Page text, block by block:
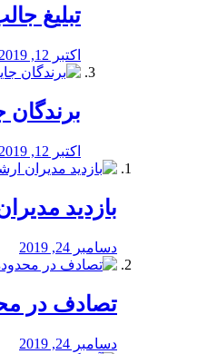
تبلیغ
اکتبر 12, 2019
برندگان
اکتبر 12, 2019
بازدید
دسامبر 24, 2019
تصادف در
دسامبر 24, 2019